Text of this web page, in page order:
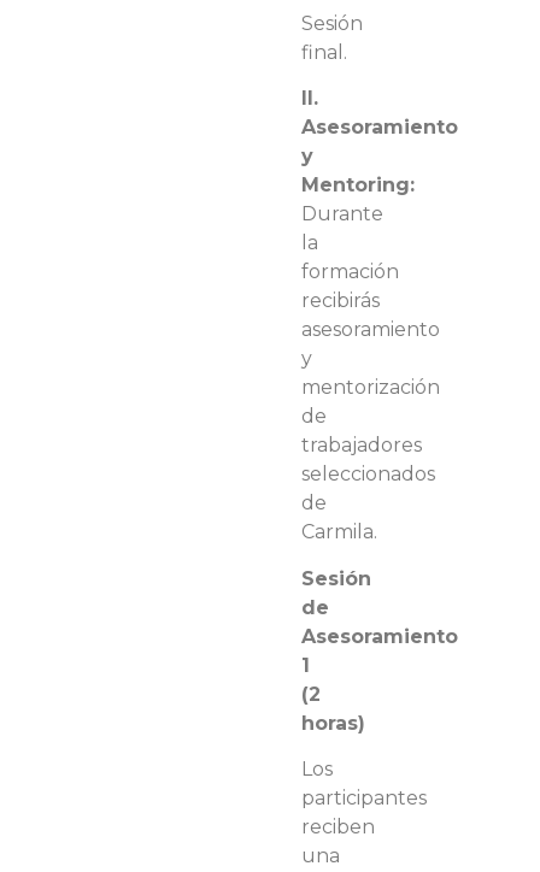
Sesión
final.
II.
Asesoramiento
y
Mentoring:
Durante
la
formación
recibirás
asesoramiento
y
mentorización
de
trabajadores
seleccionados
de
Carmila.
Sesión
de
Asesoramiento
1
(2
horas)
Los
participantes
reciben
una